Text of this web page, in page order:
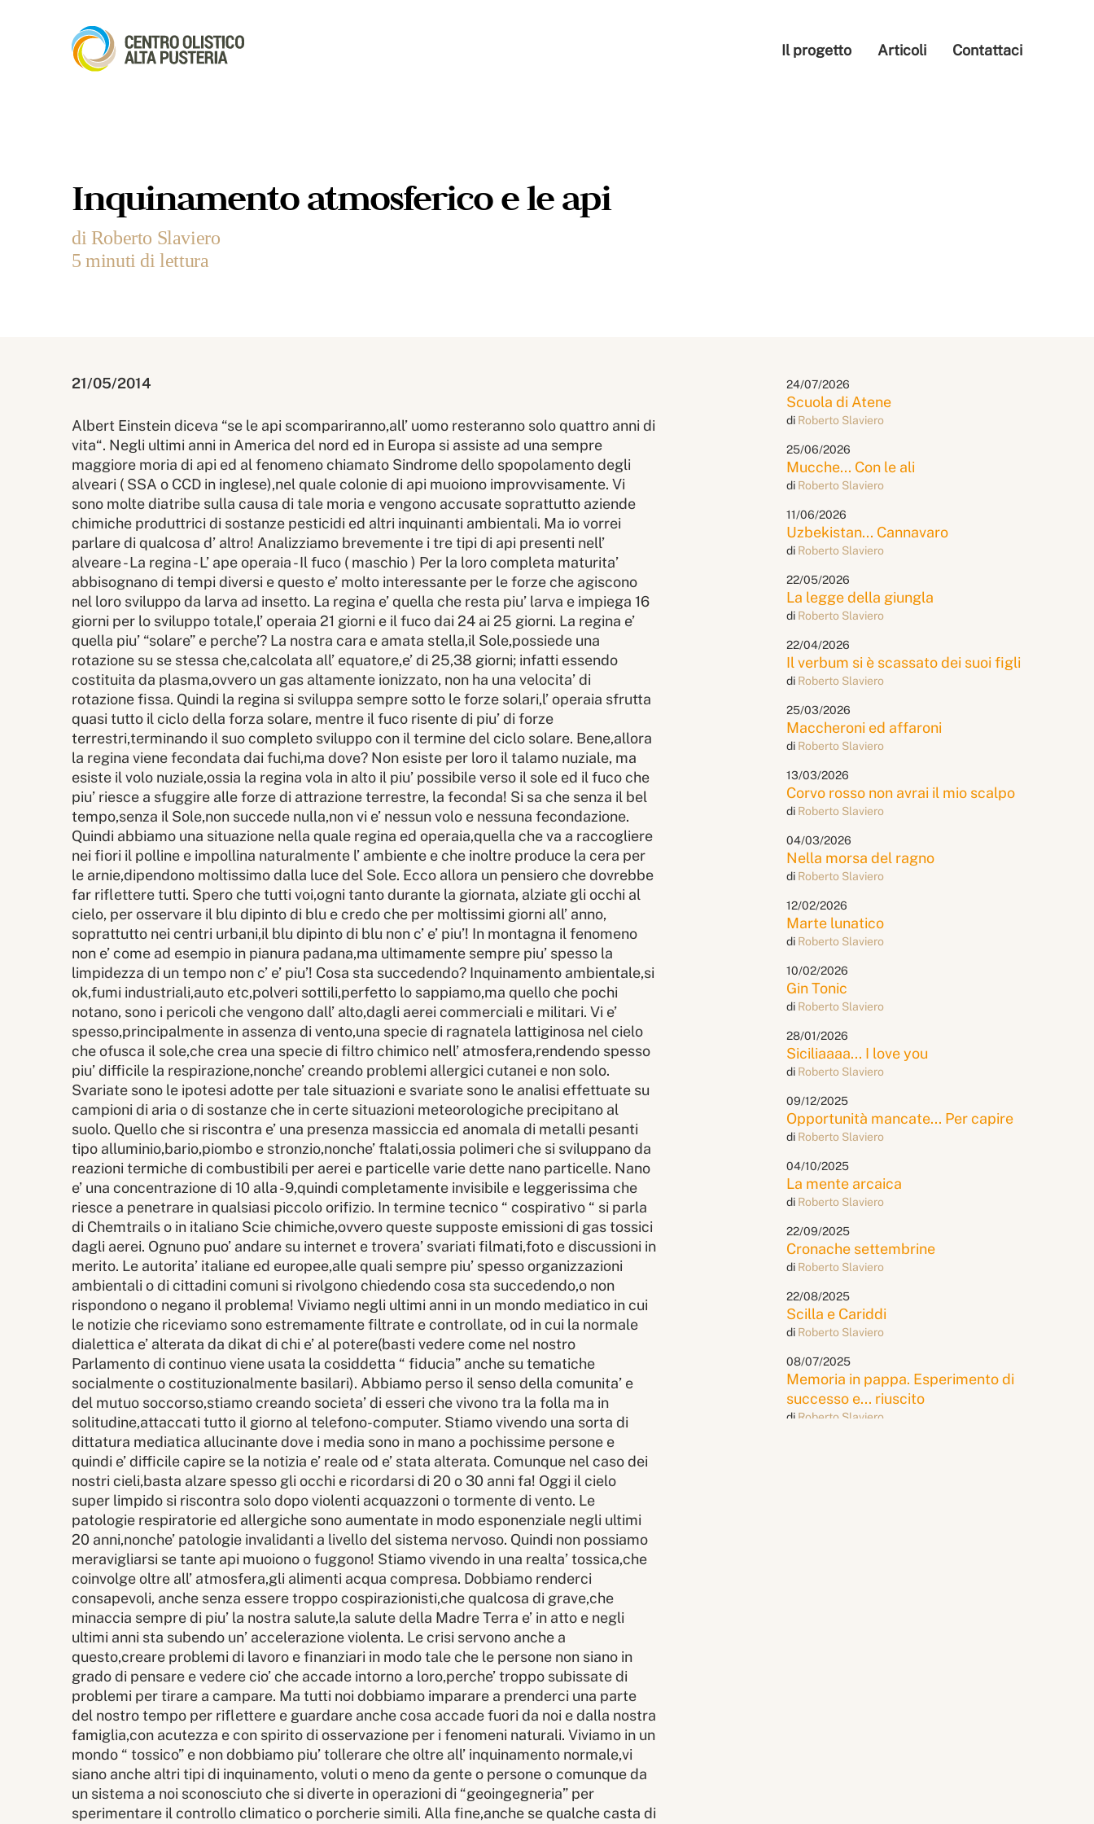
Il progetto Articoli Contattaci
Inquinamento atmosferico e le api
di Roberto Slaviero
5 minuti di lettura
21/05/2014
Albert Einstein diceva “se le api scompariranno,all’ uomo resteranno solo quattro anni di
vita“. Negli ultimi anni in America del nord ed in Europa si assiste ad una sempre
maggiore moria di api ed al fenomeno chiamato Sindrome dello spopolamento degli
alveari ( SSA o CCD in inglese),nel quale colonie di api muoiono improvvisamente. Vi
sono molte diatribe sulla causa di tale moria e vengono accusate soprattutto aziende
chimiche produttrici di sostanze pesticidi ed altri inquinanti ambientali. Ma io vorrei
parlare di qualcosa d’ altro! Analizziamo brevemente i tre tipi di api presenti nell’
alveare - La regina - L’ ape operaia - Il fuco ( maschio ) Per la loro completa maturita’
abbisognano di tempi diversi e questo e’ molto interessante per le forze che agiscono
nel loro sviluppo da larva ad insetto. La regina e’ quella che resta piu’ larva e impiega 16
giorni per lo sviluppo totale,l’ operaia 21 giorni e il fuco dai 24 ai 25 giorni. La regina e’
quella piu’ “solare” e perche’? La nostra cara e amata stella,il Sole,possiede una
rotazione su se stessa che,calcolata all’ equatore,e’ di 25,38 giorni; infatti essendo
costituita da plasma,ovvero un gas altamente ionizzato, non ha una velocita’ di
rotazione fissa. Quindi la regina si sviluppa sempre sotto le forze solari,l’ operaia sfrutta
quasi tutto il ciclo della forza solare, mentre il fuco risente di piu’ di forze
terrestri,terminando il suo completo sviluppo con il termine del ciclo solare. Bene,allora
la regina viene fecondata dai fuchi,ma dove? Non esiste per loro il talamo nuziale, ma
esiste il volo nuziale,ossia la regina vola in alto il piu’ possibile verso il sole ed il fuco che
piu’ riesce a sfuggire alle forze di attrazione terrestre, la feconda! Si sa che senza il bel
tempo,senza il Sole,non succede nulla,non vi e’ nessun volo e nessuna fecondazione.
Quindi abbiamo una situazione nella quale regina ed operaia,quella che va a raccogliere
nei fiori il polline e impollina naturalmente l’ ambiente e che inoltre produce la cera per
le arnie,dipendono moltissimo dalla luce del Sole. Ecco allora un pensiero che dovrebbe
far riflettere tutti. Spero che tutti voi,ogni tanto durante la giornata, alziate gli occhi al
cielo, per osservare il blu dipinto di blu e credo che per moltissimi giorni all’ anno,
soprattutto nei centri urbani,il blu dipinto di blu non c’ e’ piu’! In montagna il fenomeno
non e’ come ad esempio in pianura padana,ma ultimamente sempre piu’ spesso la
limpidezza di un tempo non c’ e’ piu’! Cosa sta succedendo? Inquinamento ambientale,si
ok,fumi industriali,auto etc,polveri sottili,perfetto lo sappiamo,ma quello che pochi
notano, sono i pericoli che vengono dall’ alto,dagli aerei commerciali e militari. Vi e’
spesso,principalmente in assenza di vento,una specie di ragnatela lattiginosa nel cielo
che ofusca il sole,che crea una specie di filtro chimico nell’ atmosfera,rendendo spesso
piu’ difficile la respirazione,nonche’ creando problemi allergici cutanei e non solo.
Svariate sono le ipotesi adotte per tale situazioni e svariate sono le analisi effettuate su
campioni di aria o di sostanze che in certe situazioni meteorologiche precipitano al
suolo. Quello che si riscontra e’ una presenza massiccia ed anomala di metalli pesanti
tipo alluminio,bario,piombo e stronzio,nonche’ ftalati,ossia polimeri che si sviluppano da
reazioni termiche di combustibili per aerei e particelle varie dette nano particelle. Nano
e’ una concentrazione di 10 alla -9,quindi completamente invisibile e leggerissima che
riesce a penetrare in qualsiasi piccolo orifizio. In termine tecnico “ cospirativo “ si parla
di Chemtrails o in italiano Scie chimiche,ovvero queste supposte emissioni di gas tossici
dagli aerei. Ognuno puo’ andare su internet e trovera’ svariati filmati,foto e discussioni in
merito. Le autorita’ italiane ed europee,alle quali sempre piu’ spesso organizzazioni
ambientali o di cittadini comuni si rivolgono chiedendo cosa sta succedendo,o non
rispondono o negano il problema! Viviamo negli ultimi anni in un mondo mediatico in cui
le notizie che riceviamo sono estremamente filtrate e controllate, od in cui la normale
dialettica e’ alterata da dikat di chi e’ al potere(basti vedere come nel nostro
Parlamento di continuo viene usata la cosiddetta “ fiducia” anche su tematiche
socialmente o costituzionalmente basilari). Abbiamo perso il senso della comunita’ e
del mutuo soccorso,stiamo creando societa’ di esseri che vivono tra la folla ma in
solitudine,attaccati tutto il giorno al telefono-computer. Stiamo vivendo una sorta di
dittatura mediatica allucinante dove i media sono in mano a pochissime persone e
quindi e’ difficile capire se la notizia e’ reale od e’ stata alterata. Comunque nel caso dei
nostri cieli,basta alzare spesso gli occhi e ricordarsi di 20 o 30 anni fa! Oggi il cielo
super limpido si riscontra solo dopo violenti acquazzoni o tormente di vento. Le
patologie respiratorie ed allergiche sono aumentate in modo esponenziale negli ultimi
20 anni,nonche’ patologie invalidanti a livello del sistema nervoso. Quindi non possiamo
meravigliarsi se tante api muoiono o fuggono! Stiamo vivendo in una realta’ tossica,che
coinvolge oltre all’ atmosfera,gli alimenti acqua compresa. Dobbiamo renderci
consapevoli, anche senza essere troppo cospirazionisti,che qualcosa di grave,che
minaccia sempre di piu’ la nostra salute,la salute della Madre Terra e’ in atto e negli
ultimi anni sta subendo un’ accelerazione violenta. Le crisi servono anche a
questo,creare problemi di lavoro e finanziari in modo tale che le persone non siano in
grado di pensare e vedere cio’ che accade intorno a loro,perche’ troppo subissate di
problemi per tirare a campare. Ma tutti noi dobbiamo imparare a prenderci una parte
del nostro tempo per riflettere e guardare anche cosa accade fuori da noi e dalla nostra
famiglia,con acutezza e con spirito di osservazione per i fenomeni naturali. Viviamo in un
mondo “ tossico” e non dobbiamo piu’ tollerare che oltre all’ inquinamento normale,vi
siano anche altri tipi di inquinamento, voluti o meno da gente o persone o comunque da
un sistema a noi sconosciuto che si diverte in operazioni di “geoingegneria” per
sperimentare il controllo climatico o porcherie simili. Alla fine,anche se qualche casta di
24/07/2026
Scuola di Atene
di Roberto Slaviero
25/06/2026
Mucche... Con le ali
di Roberto Slaviero
11/06/2026
Uzbekistan... Cannavaro
di Roberto Slaviero
22/05/2026
La legge della giungla
di Roberto Slaviero
22/04/2026
Il verbum si è scassato dei suoi figli
di Roberto Slaviero
25/03/2026
Maccheroni ed affaroni
di Roberto Slaviero
13/03/2026
Corvo rosso non avrai il mio scalpo
di Roberto Slaviero
04/03/2026
Nella morsa del ragno
di Roberto Slaviero
12/02/2026
Marte lunatico
di Roberto Slaviero
10/02/2026
Gin Tonic
di Roberto Slaviero
28/01/2026
Siciliaaaa... I love you
di Roberto Slaviero
09/12/2025
Opportunità mancate... Per capire
di Roberto Slaviero
04/10/2025
La mente arcaica
di Roberto Slaviero
22/09/2025
Cronache settembrine
di Roberto Slaviero
22/08/2025
Scilla e Cariddi
di Roberto Slaviero
08/07/2025
Memoria in pappa. Esperimento di
successo e... riuscito
di Roberto Slaviero